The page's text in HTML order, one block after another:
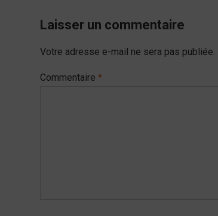
Laisser un commentaire
Votre adresse e-mail ne sera pas publiée.
Commentaire *